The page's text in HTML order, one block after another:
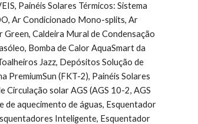
Painéis Solares Térmicos: Sistema
Ar Condicionado Mono-splits, Ar
Caldeira Mural de Condensação
Bomba de Calor AquaSmart da
Jazz, Depósitos Solução de
PremiumSun (FKT-2), Painéis Solares
Circulação solar AGS (AGS 10-2, AGS
de aquecimento de águas, Esquentador
Inteligente, Esquentador